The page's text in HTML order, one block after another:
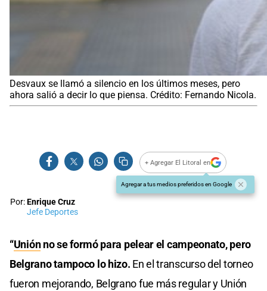
Desvaux se llamó a silencio en los últimos meses, pero
ahora salió a decir lo que piensa. Crédito: Fernando Nicola.
+ Agregar El Litoral en
Agregar a tus medios preferidos en Google
Por:Enrique Cruz
Jefe Deportes
“Uniónno se formó para pelear el campeonato, pero
Belgrano tampoco lo hizo. En el transcurso del torneo
fueron mejorando, Belgrano fue más regular y Unión